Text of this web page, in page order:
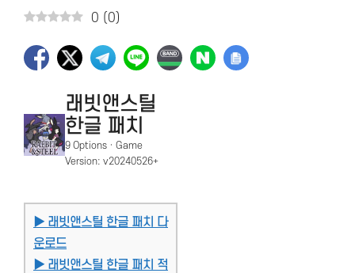
0 ( 0)
래빗앤스틸
한글 패치
9 Options · Game
Version: v20240526+
▶ 래빗앤스틸 한글 패치 다
운로드
▶ 래빗앤스틸 한글 패치 적